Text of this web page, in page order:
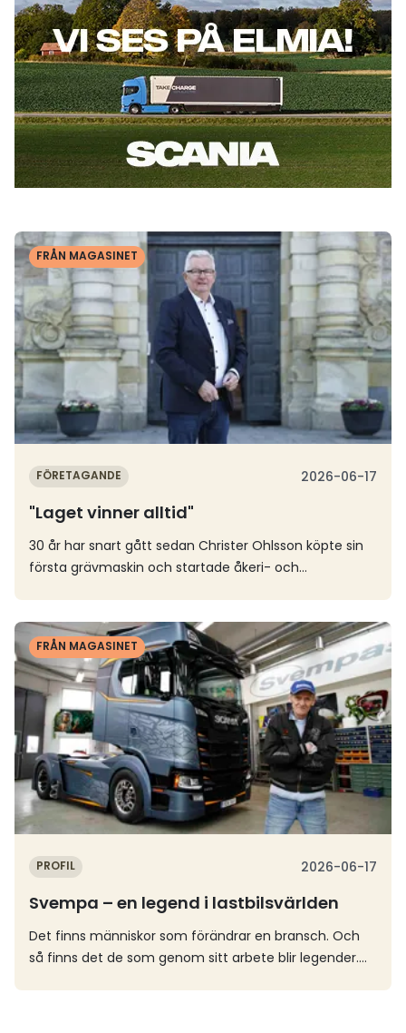
FRÅN MAGASINET
FÖRETAGANDE 2026-06-17
"Laget vinner alltid"
30 år har snart gått sedan Christer Ohlsson köpte sin
första grävmaskin och startade åkeri- och
personalen och starka värderingar har verksamheten
vuxit ut till en koncern som idag omsätter närmare
två miljarder kronor. Vid Sveriges Åkeriföretags
årsmöte i maj fick Ohlssons ta emot Stora Åkeripriset
för sin inspirerande resa.
Läs mer
FRÅN MAGASINET
PROFIL 2026-06-17
Svempa – en legend i lastbilsvärlden
Det finns människor som förändrar en bransch. Och
så finns det de som genom sitt arbete blir legender.
Läs mer